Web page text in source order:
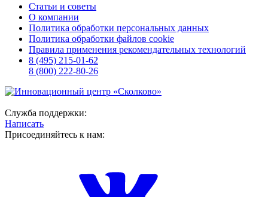
Статьи и советы
О компании
Политика обработки персональных данных
Политика обработки файлов cookie
Правила применения рекомендательных технологий
8 (495) 215-01-62
8 (800) 222-80-26
Служба поддержки:
Написать
Присоединяйтесь к нам: